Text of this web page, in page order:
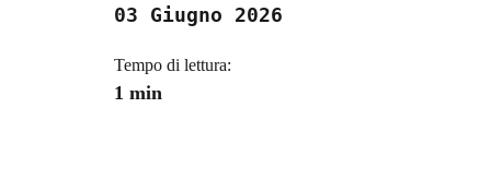
03 Giugno 2026
Tempo di lettura:
1 min